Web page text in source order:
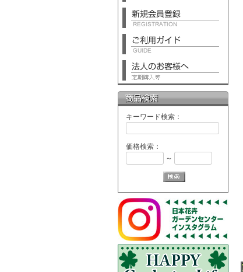
キーワード検索：
価格検索：
～